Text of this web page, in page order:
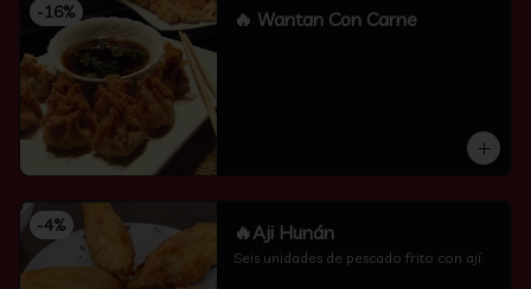
-16% 🔥 Wantan Con Carne
-4% 🔥Aji Hunán
Seis unidades de pescado frito con ají.